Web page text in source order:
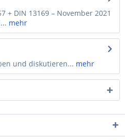
+ DIN 13169 – November 2021
mehr
und diskutieren... mehr